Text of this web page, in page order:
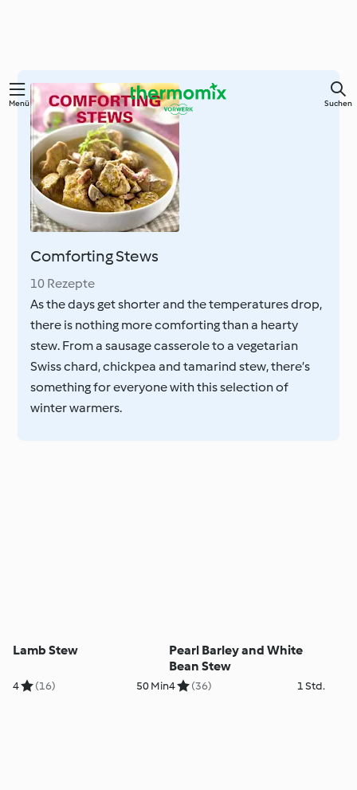
Zum
Hauptinhalt
springen
Menü Suchen
Comforting Stews
10 Rezepte
As the days get shorter and the temperatures drop,
there is nothing more comforting than a hearty
stew. From a sausage casserole to a vegetarian
Swiss chard, chickpea and tamarind stew, there’s
something for everyone with this selection of
winter warmers.
Lamb Stew
4 (16) 50 Min
Pearl Barley and White
Bean Stew
4 (36) 1 Std.